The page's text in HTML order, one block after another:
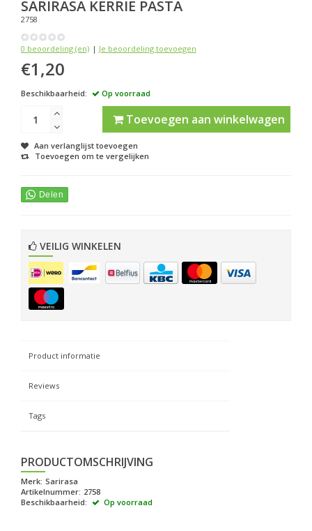
SARIRASA KERRIE PASTA
2758
0 beoordeling (en) | Je beoordeling toevoegen
€1,20
Beschikbaarheid: Op voorraad
Toevoegen aan winkelwagen
Aan verlanglijst toevoegen
Toevoegen om te vergelijken
VEILIG WINKELEN
Product informatie
Reviews
Tags
PRODUCTOMSCHRIJVING
Merk: Sarirasa
Artikelnummer: 2758
Beschikbaarheid:
Op voorraad